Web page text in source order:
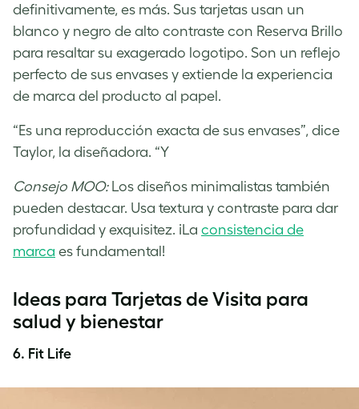
definitivamente, es más. Sus tarjetas usan un
blanco y negro de alto contraste con Reserva Brillo
para resaltar su exagerado logotipo. Son un reflejo
perfecto de sus envases y extiende la experiencia
de marca del producto al papel.
“Es una reproducción exacta de sus envases”, dice
Taylor, la diseñadora. “Y
Consejo MOO:Los diseños minimalistas también
pueden destacar. Usa textura y contraste para dar
profundidad y exquisitez. ¡La consistencia de
marca es fundamental!
Ideas para Tarjetas de Visita para
salud y bienestar
6. Fit Life